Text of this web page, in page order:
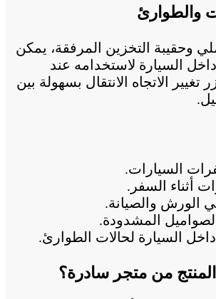
والطوارئ
وحقيبة التخزين المرفقة، يمكن
داخل السيارة لاستخدامه عند
تغيير الاتجاه الانتقال بسهولة بين
السيارات.
أثناء السفر.
الورش والصيانة.
المشدودة.
داخل السيارة لحالات الطوارئ.
المنتج من متجر سادرة؟